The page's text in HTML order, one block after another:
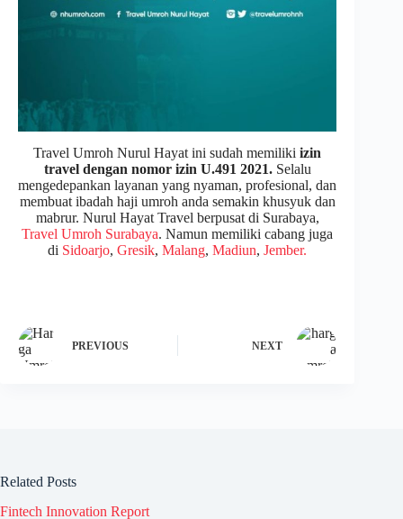
Travel Umroh Nurul Hayat ini sudah memilikiizin
travel dengan nomor izin U.491 2021.Selalu
mengedepankan layanan yang nyaman, profesional, dan
membuat ibadah haji umroh anda semakin khusyuk dan
mabrur. Nurul Hayat Travel berpusat di Surabaya,
Travel Umroh Surabaya. Namun memiliki cabang juga
di Sidoarjo,Gresik,Malang,Madiun,Jember.
PREVIOUS NEXT
Related Posts
Fintech Innovation Report